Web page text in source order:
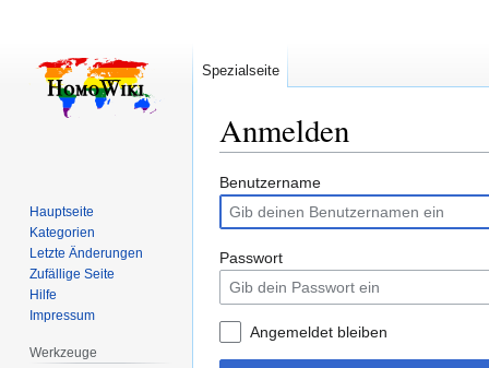
Anmelden
Zur
Navigation
springen
Zur
Suche
springen
Benutzername
Passwort
Angemeldet bleiben
Spezialseite
Hauptseite
Kategorien
Letzte Änderungen
Zufällige Seite
Hilfe
Impressum
Werkzeuge